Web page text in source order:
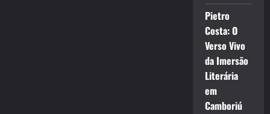
Pietro
Costa: O
Verso Vivo
da Imersão
Literária
em
Camboriú